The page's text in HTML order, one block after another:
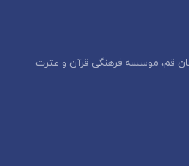
قم، موسسه فرهنگی قرآن و عترت